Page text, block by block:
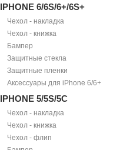
IPHONE 6/6S/6+/6S+
Чехол - накладка
Чехол - книжка
Бампер
Защитные стекла
Защитные пленки
Аксессуары для iPhone 6/6+
IPHONE 5/5S/5С
Чехол - накладка
Чехол - книжка
Чехол - флип